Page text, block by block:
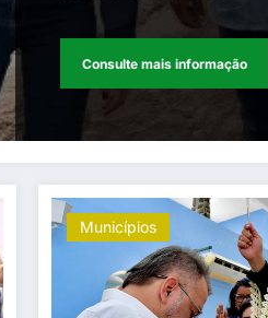
Consulte mais informação
Municípios